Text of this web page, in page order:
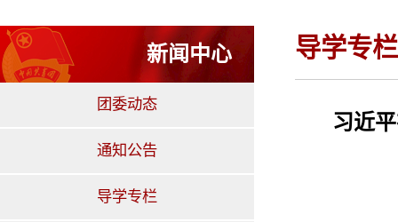
新闻中心
团委动态
通知公告
导学专栏
导学专栏
习近